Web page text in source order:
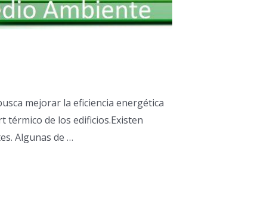
mejorar la eficiencia energética
térmico de los edificios.Existen
Algunas de …